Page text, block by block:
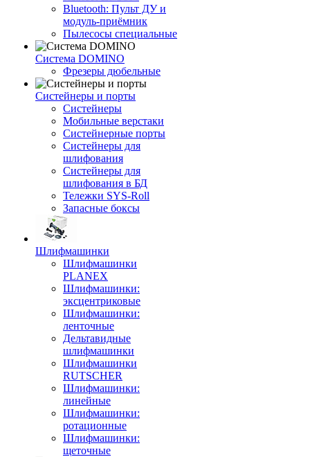
Bluetooth: Пульт ДУ и
модуль-приёмник
Пылесосы специальные
Система DOMINO
Фрезеры дюбельные
Систейнеры и порты
Систейнеры
Мобильные верстаки
Систейнерные порты
Систейнеры для
шлифования
Систейнеры для
шлифования в БД
Тележки SYS-Roll
Запасные боксы
Шлифмашинки
Шлифмашинки
PLANEX
Шлифмашинки:
эксцентриковые
Шлифмашинки:
ленточные
Дельтавидные
шлифмашинки
Шлифмашинки
RUTSCHER
Шлифмашинки:
линейные
Шлифмашинки:
ротационные
Шлифмашинки:
щеточные